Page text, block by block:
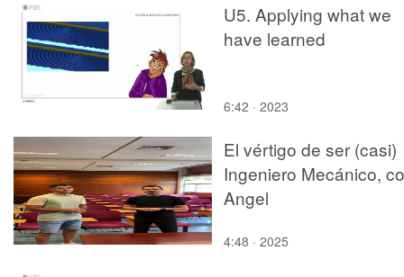
U5. Applying what we
have learned
6:42 · 2023
El vértigo de ser (casi)
Ingeniero Mecánico,
Angel
4:48 · 2025